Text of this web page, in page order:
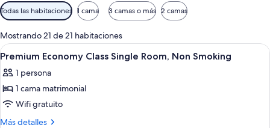
Filtros
disponibles
para
las
habitaciones
Todas las habitaciones 1 cama 3 camas o más 2 camas
Mostrando 21 de 21 habitaciones
Abrir
todas
las
fotos
de
Premium
Caja de seguridad en la habitación,
9
Premium Economy Class Single Room, Non Smoking
1 persona
1 cama matrimonial
Wifi gratuito
Más detalles
Más